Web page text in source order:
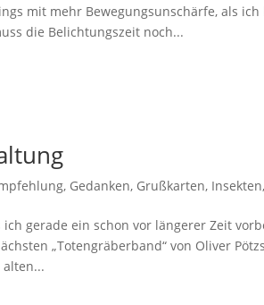
mit mehr Bewegungsunschärfe, als ich
die Belichtungszeit noch...
, Gedanken, Grußkarten, Insekten,
ich gerade ein schon vor längerer Zeit
„Totengräberband“ von Oliver